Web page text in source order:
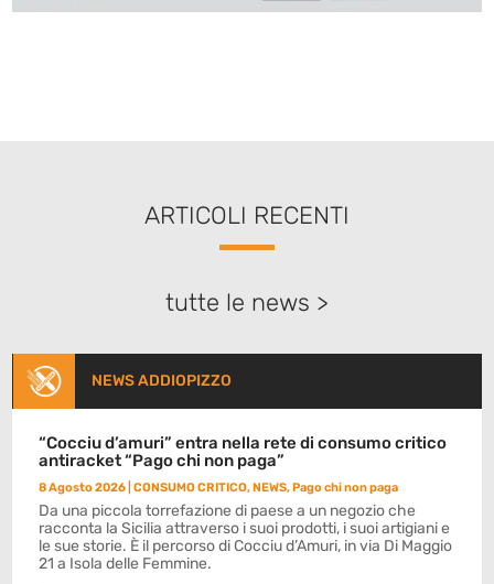
ARTICOLI RECENTI
tutte le news >
NEWS ADDIOPIZZO
“Cocciu d’amuri” entra nella rete di consumo critico
antiracket “Pago chi non paga”
8 Agosto 2026 |CONSUMO CRITICO,NEWS,Pago chi non paga
Da una piccola torrefazione di paese a un negozio che
racconta la Sicilia attraverso i suoi prodotti, i suoi artigiani e
le sue storie. È il percorso di Cocciu d’Amuri, in via Di Maggio
21 a Isola delle Femmine.